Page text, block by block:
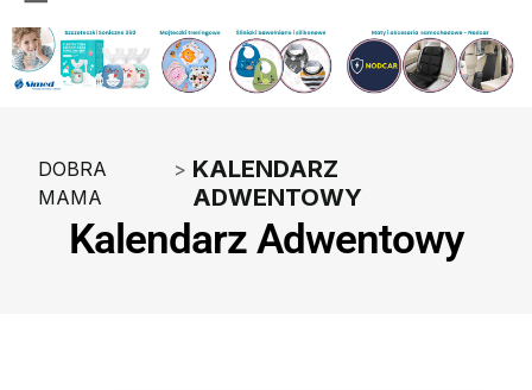
DOBRA
MAMA
> KALENDARZ
ADWENTOWY
Kalendarz Adwentowy